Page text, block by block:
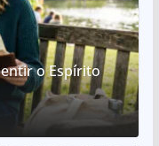
o Espírito